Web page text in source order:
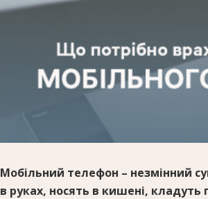
Мобільний телефон – незмінний
в руках, носять в кишені,